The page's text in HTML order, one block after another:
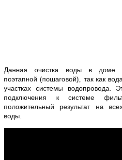
Данная очистка воды в доме
поэтапной (пошаговой), так как
участках системы водопровода.
подключения к системе
положительный результат на
воды.